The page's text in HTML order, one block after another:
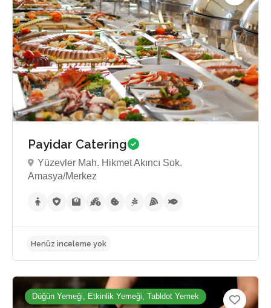
Henüz inceleme yok
Payidar Catering
Yüzevler Mah. Hikmet Akıncı Sok.
Amasya/Merkez
Düğün Yemeği, Etkinlik Yemeği, Tabldot Yemek